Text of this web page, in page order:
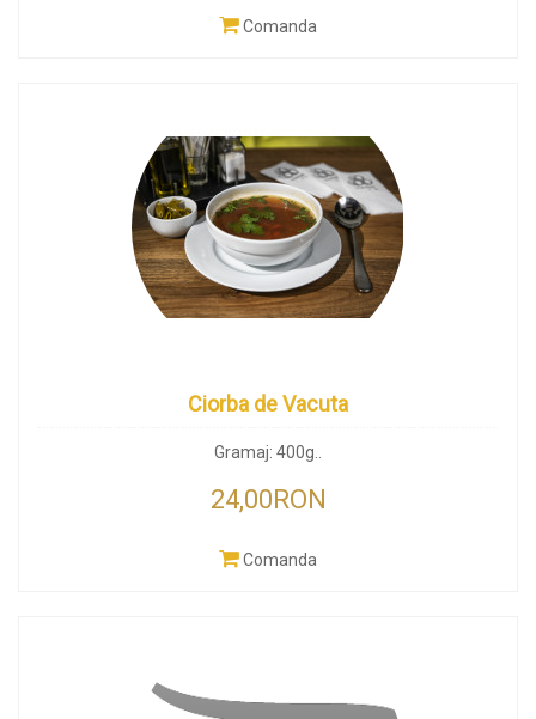
Comanda
Ciorba de Vacuta
Gramaj: 400g..
24,00RON
Comanda